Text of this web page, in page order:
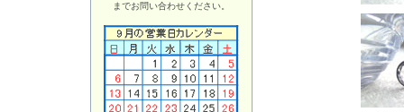
までお問い合わせください。